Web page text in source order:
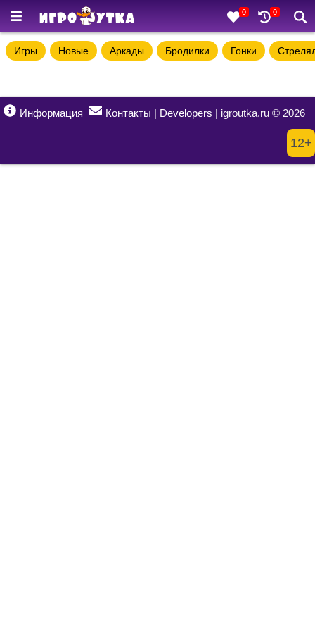
0 0
Игры Новые Аркады Бродилки Гонки
Информация Контакты | Developers | igroutka.ru © 2026
12+